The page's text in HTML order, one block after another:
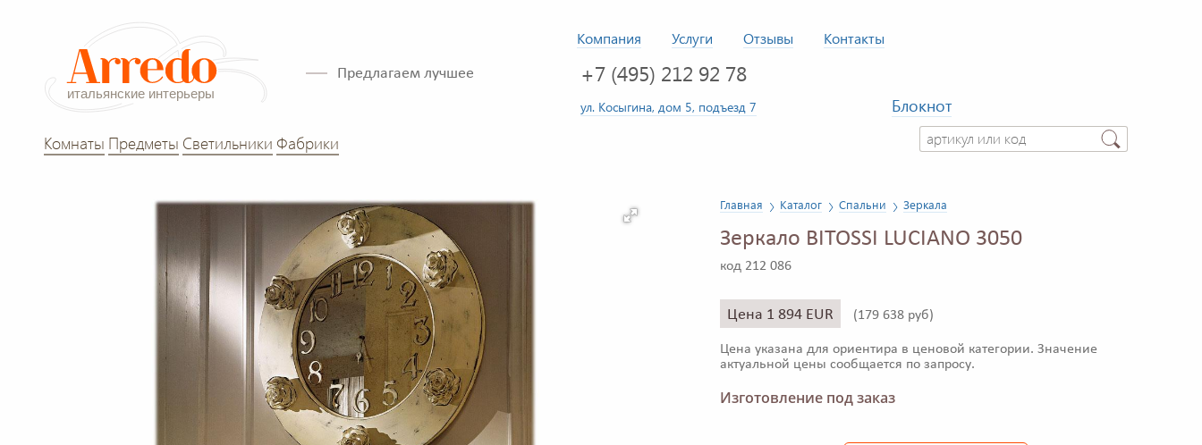
Компания Услуги Отзывы Контакты
Предлагаем лучшее +7 (495) 212 92 78
ул. Косыгина, дом 5, подъезд 7
Блокнот
Комнаты Предметы Светильники Фабрики
Главная Каталог Спальни Зеркала
Зеркало BITOSSI LUCIANO 3050
код 212 086
Цена 1 894 EUR (179 638 руб)
Цена указана для ориентира в ценовой категории. Значение
актуальной цены сообщается по запросу.
Изготовление под заказ